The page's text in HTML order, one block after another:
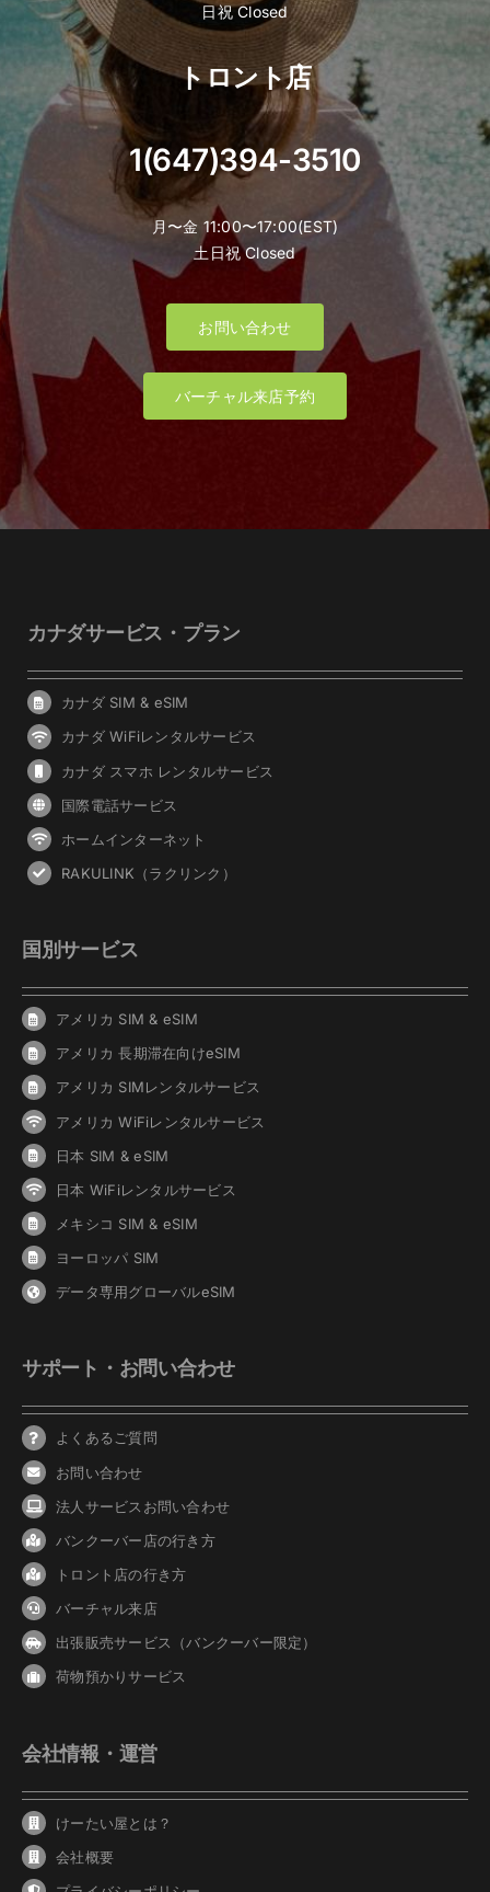
日祝 Closed
トロント店
1(647)394-3510
月〜金 11:00〜17:00(EST)
土日祝 Closed
お問い合わせ
バーチャル来店予約
カナダサービス・プラン
カナダ SIM & eSIM
カナダ WiFiレンタルサービス
カナダ スマホ レンタルサービス
国際電話サービス
ホームインターネット
RAKULINK（ラクリンク）
国別サービス
アメリカ SIM & eSIM
アメリカ 長期滞在向けeSIM
アメリカ SIMレンタルサービス
アメリカ WiFiレンタルサービス
日本 SIM & eSIM
日本 WiFiレンタルサービス
メキシコ SIM & eSIM
ヨーロッパ SIM
データ専用グローバルeSIM
サポート・お問い合わせ
よくあるご質問
お問い合わせ
法人サービスお問い合わせ
バンクーバー 店の行き方
トロント店の行き方
バーチャル来店
出張販売サービス（バンクーバー限定）
荷物預かりサービス
会社情報・運営
けーたい屋とは？
会社概要